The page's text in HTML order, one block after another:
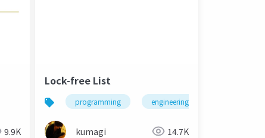
9.9K
Lock-free List
programming engineering
kumagi 14.7K